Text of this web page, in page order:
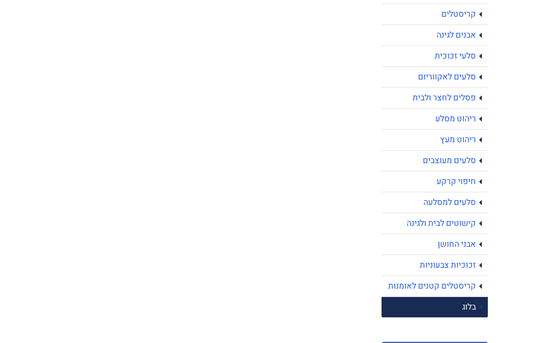
קריסטלים
אבנים לגינה
סלעי זכוכית
סלעים לאקווריום
פסלים לחצר ולבית
ריהוט מסלע
ריהוט מעץ
סלעים מעוצבים
חיפוי קרקע
סלעים למסלעה
קישוטים לבית ולגינה
אבני החושן
זכוכיות צבעוניות
קריסטלים קטנים לאומנות
בלוג